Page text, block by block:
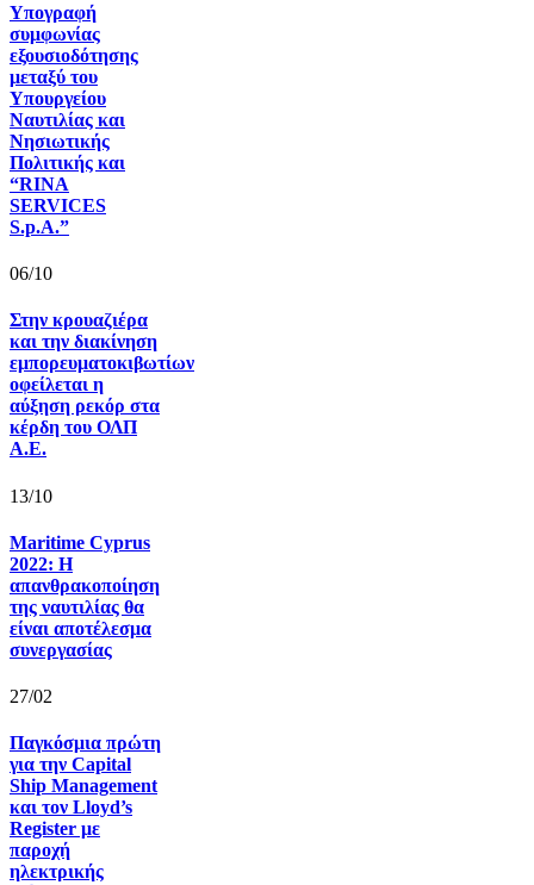
Υπογραφή
συμφωνίας
εξουσιοδότησης
μεταξύ του
Υπουργείου
Ναυτιλίας και
Νησιωτικής
Πολιτικής και
“RINA
SERVICES
S.p.A.”
06/10
Στην κρουαζιέρα
και την διακίνηση
εμπορευματοκιβωτίων
οφείλεται η
αύξηση ρεκόρ στα
κέρδη του ΟΛΠ
Α.Ε.
13/10
Maritime Cyprus
2022: Η
απανθρακοποίηση
της ναυτιλίας θα
είναι αποτέλεσμα
συνεργασίας
27/02
Παγκόσμια πρώτη
για την Capital
Ship Management
και τον Lloyd’s
Register με
παροχή
ηλεκτρικής